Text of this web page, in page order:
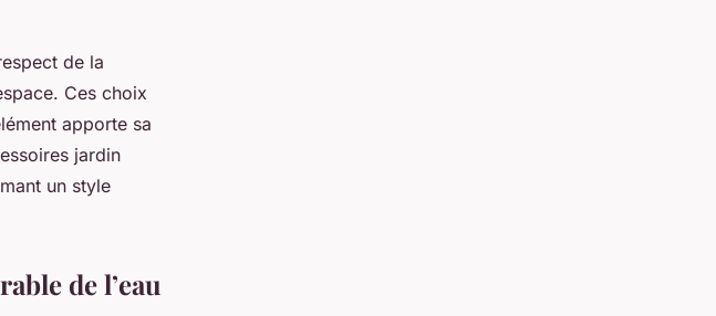
de la
Ces choix
apporte sa
jardin
un style
de l’eau